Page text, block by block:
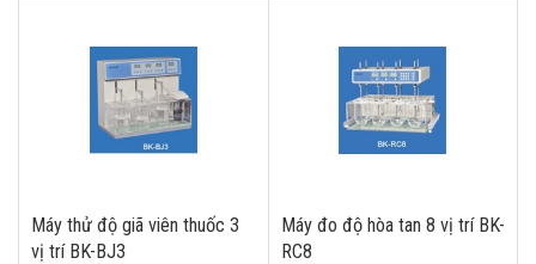
Máy thử độ giã viên thuốc 3
vị trí BK-BJ3
Máy đo độ hòa tan 8 vị trí BK-
RC8